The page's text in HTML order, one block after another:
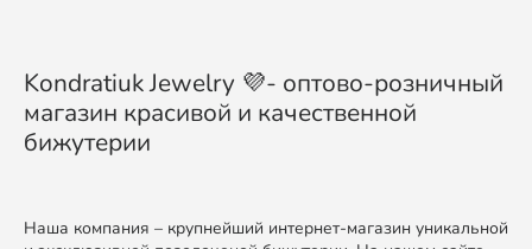
Kondratiuk Jewelry 💜- оптово-розничный
магазин красивой и качественной
бижутерии
Наша компания – крупнейший интернет-магазин уникальной